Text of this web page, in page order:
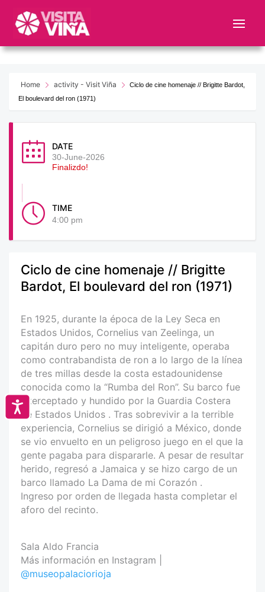
este
web
sistema
Accesibilidad
Home activity - Visit Viña
Ciclo de cine homenaje // Brigitte Bardot,
El boulevard del ron (1971)
DATE
30-June-2026
Finalizdo!
TIME
4:00 pm
Ciclo de cine homenaje // Brigitte
Bardot, El boulevard del ron (1971)
En 1925, durante la época de la Ley Seca en
Estados Unidos, Cornelius van Zeelinga, un
capitán duro pero no muy inteligente, operaba
como contrabandista de ron a lo largo de la línea
de tres millas desde la costa estadounidense
conocida como la “Rumba del Ron”. Su barco fue
interceptado y hundido por la Guardia Costera
de Estados Unidos . Tras sobrevivir a la terrible
experiencia, Cornelius se dirigió a México, donde
se vio envuelto en un peligroso juego en el que la
gente pagaba para dispararle. A pesar de resultar
herido, regresó a Jamaica y se hizo cargo de un
barco llamado La Dama de mi Corazón .
Ingreso por orden de llegada hasta completar el
aforo del recinto.
Sala Aldo Francia
Más información en Instagram |
@museopalaciorioja